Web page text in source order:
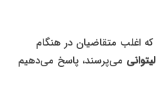
اغلب متقاضیان در هنگام
می‌پرسند، پاسخ می‌دهیم